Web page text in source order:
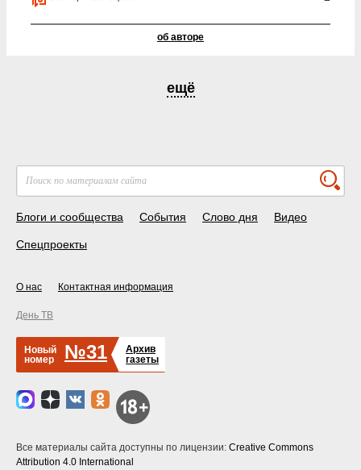
об авторе
ещё
Блоги и сообщества События Слово дня Видео
Спецпроекты
О нас Контактная информация
День ТВ
Новый
номер
№31
Архив
газеты
Все материалы сайта доступны по лицензии: Creative Commons
Attribution 4.0 International